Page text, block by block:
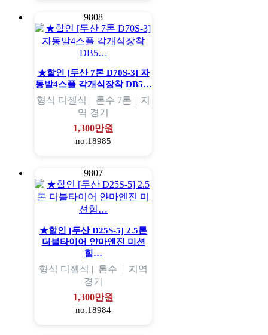
9808
★할인 [두산 7톤 D70S-3] 자
동발4스플 각개식장착 DB5…
형식 디젤식 | 톤수 7톤 | 지
역 경기
1,300만원
no.18985
9807
★할인 [두산 D25S-5] 2.5톤
더블타이어 얀마엔진 미션
힘…
형식 디젤식 | 톤수 | 지역
경기
1,300만원
no.18984